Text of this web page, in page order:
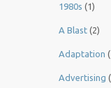
1980s (1)
A Blast (2)
Adaptation
Advertising